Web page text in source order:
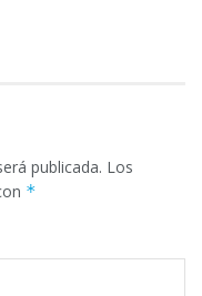
publicada. Los
*